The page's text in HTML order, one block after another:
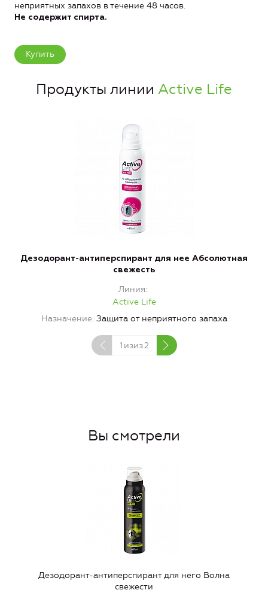
неприятных запахов в течение 48 часов.
Не содержит спирта.
Купить
Продукты линии Active Life
Дезодорант-антиперспирант для нее Абсолютная
свежесть
Линия
Active Life
Назначение Защита от неприятного запаха
1 изиз2
Вы смотрели
Дезодорант-антиперспирант для него Волна
свежести